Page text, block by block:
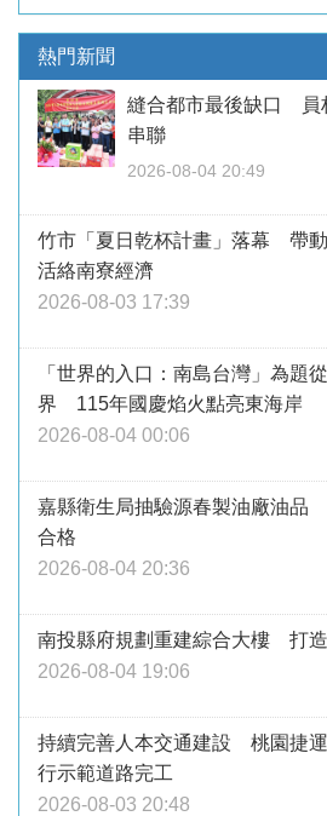
熱門新聞
縫合都市最後缺口 員
串聯
2026-08-04 20:49
竹市「夏日乾杯計畫」落幕 帶動
活絡南寮經濟
2026-08-03 17:39
「世界的入口：南島台灣」為題
界 115年國慶焰火點亮東海岸
2026-08-04 00:06
嘉縣衛生局抽驗源春製油廠油品
合格
2026-08-04 20:36
南投縣府規劃重建綜合大樓 打
2026-08-04 19:06
持續完善人本交通建設 桃園捷運
行示範道路完工
2026-08-03 20:48